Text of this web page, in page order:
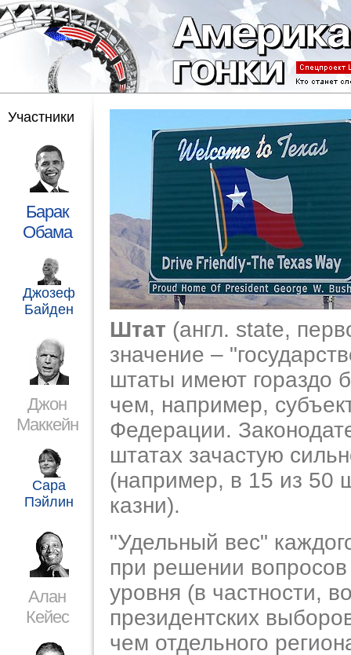
Участники
Барак
Обама
Джозеф
Байден
Джон
Маккейн
Сара
Пэйлин
Алан
Кейес
Штат (англ. state,
значение –
штаты имеют гораздо
чем, например,
Федерации.
штатах зачастую
(например, в 15 из 50
казни).
"Удельный вес"
при решении
уровня (в частности,
президентских
чем отдельного